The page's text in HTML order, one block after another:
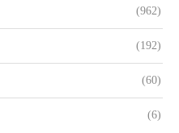
(962)
(192)
(60)
(6)